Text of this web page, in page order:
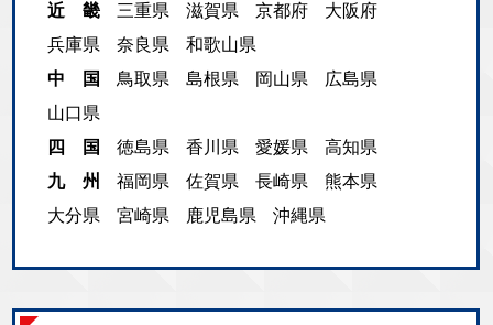
近 畿
三重県 滋賀県 京都府
大阪府
兵庫県
奈良県
和歌山県
中 国
鳥取県 島根県 岡山県
広島県
山口県
四 国
徳島県 香川県 愛媛県
高知県
九 州
福岡県 佐賀県 長崎県
熊本県
大分県
宮崎県 鹿児島県 沖縄県